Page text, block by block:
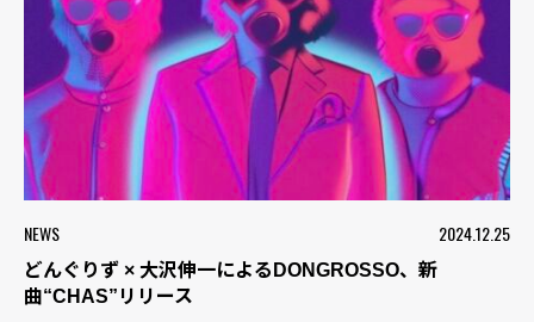
NEWS 2024.12.25
どんぐりず × 大沢伸一によるDONGROSSO、新
曲“CHAS”リリース